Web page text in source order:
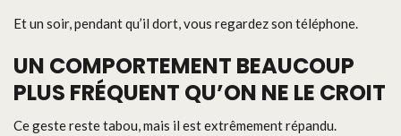
Et un soir, pendant qu’il dort, vous regardez son téléphone.
UN COMPORTEMENT BEAUCOUP
PLUS FRÉQUENT QU’ON NE LE CROIT
Ce geste reste tabou, mais il est extrêmement répandu.